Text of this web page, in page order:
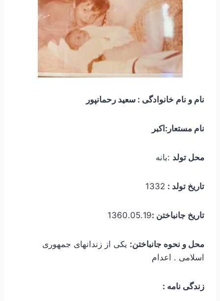
نام و نام خانوادگی : سعید رحمانپور
نام مستعار:اکبر
محل تولد :بانه
تاریخ تولد :
تاریخ جانباختن :1360.05.19
محل و نحوه جانباختن: یکی از زندانهای جمهوری
اسلامی . اعدام
زندگی نامه :